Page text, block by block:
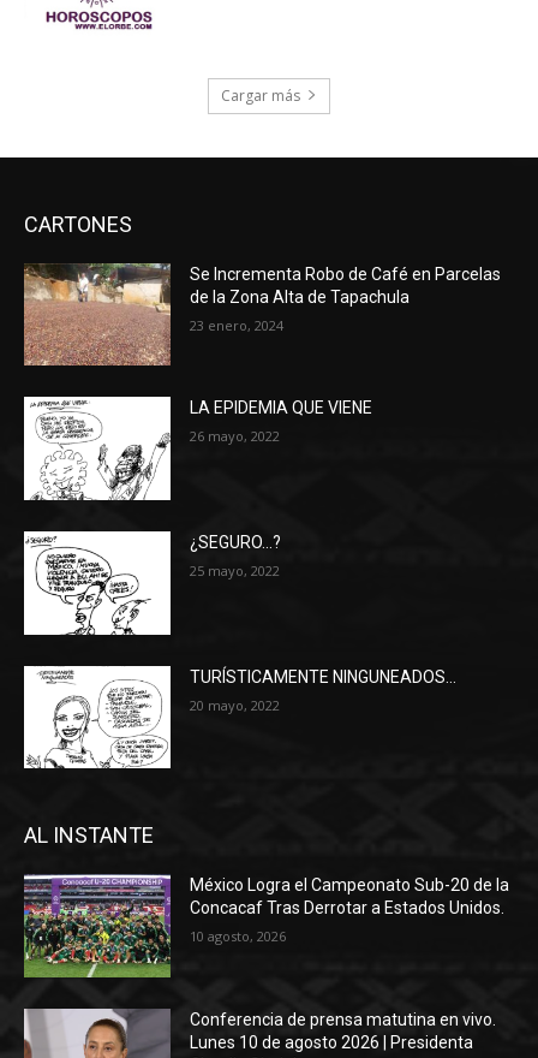
Cargar más
CARTONES
Se Incrementa Robo de Café en Parcelas
de la Zona Alta de Tapachula
23 enero, 2024
LA EPIDEMIA QUE VIENE
26 mayo, 2022
¿SEGURO…?
25 mayo, 2022
TURÍSTICAMENTE NINGUNEADOS…
20 mayo, 2022
AL INSTANTE
México Logra el Campeonato Sub-20 de la
Concacaf Tras Derrotar a Estados Unidos.
10 agosto, 2026
Conferencia de prensa matutina en vivo.
Lunes 10 de agosto 2026 | Presidenta